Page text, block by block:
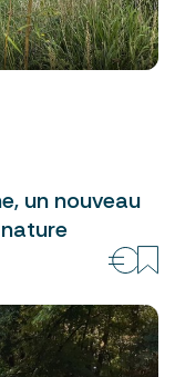
un nouveau